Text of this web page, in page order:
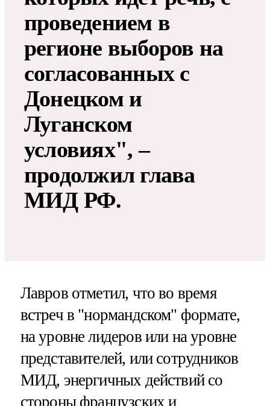
проведением в
регионе выборов на
согласованных с
Донецком и
Луганском
условиях", –
продолжил глава
МИД РФ.
Лавров отметил, что во время
встреч в "нормандском" формате,
на уровне лидеров или на уровне
представителей, или сотрудников
МИД, энергичных действий со
стороны французских и